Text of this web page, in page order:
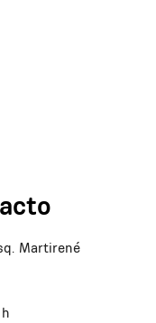
Martirené